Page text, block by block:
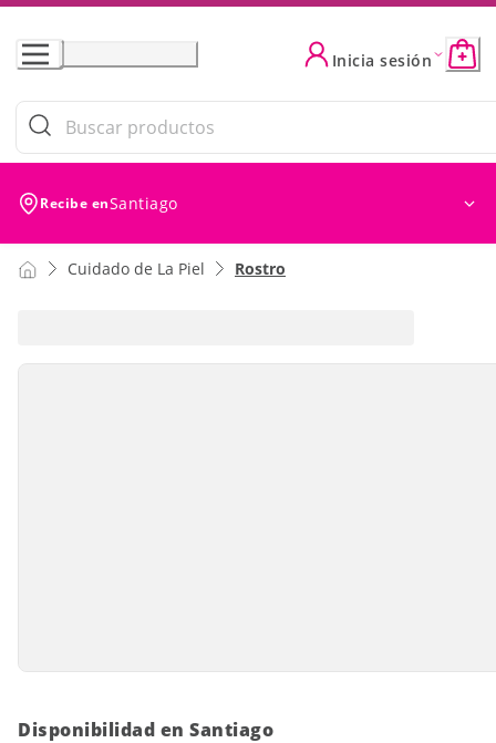
Skip
Content
Inicia sesión
Recibe enSantiago
Cuidado de La Piel Rostro
Disponibilidad en Santiago